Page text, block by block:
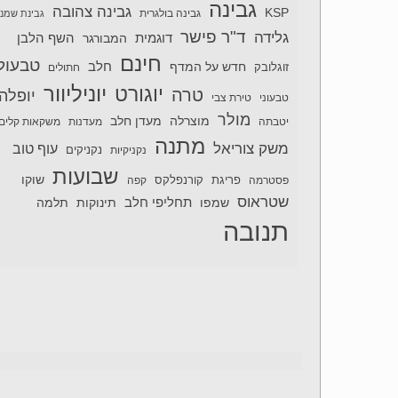
KSP גבינה גבינה בולגרית גבינה צהובה גבינת
גלידה ד"ר פישר דוגמית המבורגר השף הלבן
זוגלובק חדש על המדף חינם חלב חתולים
טבעוני טירת צבי טרה יוגורט יוניליוור
יטבתה מולר מוצרלה מעדן חלב מעדנות משקאות
משק צוריאל מתנה נקניקיות נקניקים עוף טוב
פסטרמה פריגת קורנפלקס קפה שבועות שוקו
שטראוס שמפו תחליפי חלב תינוקות תלמה
תנובה